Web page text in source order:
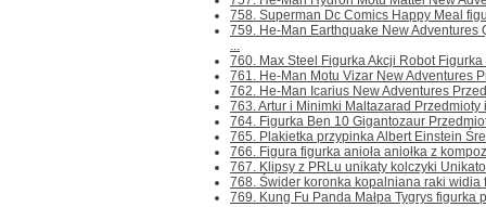
758. Superman Dc Comics Happy Meal
759. He-Man Earthquake New Adventures
...
760. Max Steel Figurka Akcji Robot
761. He-Man Motu Vizar New Adventures
762. He-Man Icarius New Adventures
763. Artur i Minimki Maltazarad Przedmioty
764. Figurka Ben 10 Gigantozaur
765. Plakietka przypinka Albert Einstein
766. Figura figurka anioła aniołka z
767. Klipsy z PRLu unikaty kolczyki
768. Świder koronka kopalniana raki widia
769. Kung Fu Panda Małpa Tygrys figurka